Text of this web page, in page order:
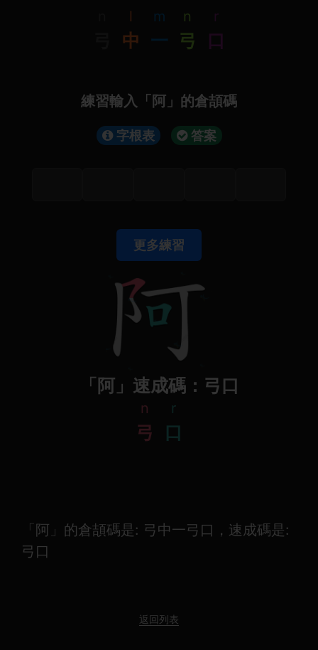
l
中
m
一
n
弓
r
口
練習輸入「阿」的倉頡碼
字根表 答案
更多練習
「阿」速成碼：弓口
n
弓
r
口
「阿」的倉頡碼是: 弓中一弓口，速成碼是:
弓口
返回列表